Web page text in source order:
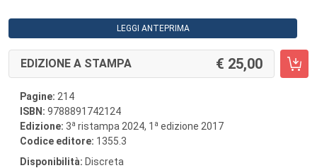
LEGGI ANTEPRIMA
EDIZIONE A STAMPA 25,00
Pagine: 214
ISBN: 9788891742124
Edizione: 3a ristampa 2024, 1 a edizione 2017
Codice editore: 1355.3
Disponibilità: Discreta